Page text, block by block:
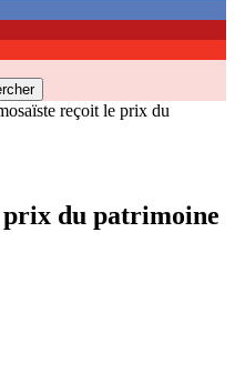
reçoit le prix du
prix du patrimoine